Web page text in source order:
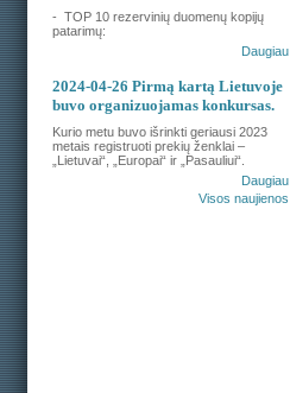
- TOP 10 rezervinių duomenų kopijų
patarimų:
Daugiau
2024-04-26 Pirmą kartą Lietuvoje
buvo organizuojamas konkursas.
Kurio metu buvo išrinkti geriausi 2023
metais registruoti prekių ženklai –
„Lietuvai“, „Europai“ ir „Pasauliui“.
Daugiau
Visos naujienos